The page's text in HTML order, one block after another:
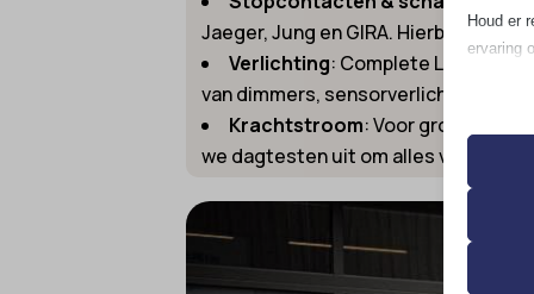
Jaeger, Jung en GIRA. Hierbij
Verlichting: Complete LED-
van dimmers, sensorverlichting en
Krachtstroom: Voor grote
we dagtesten uit om alles veilig te
Houd er
ervaring